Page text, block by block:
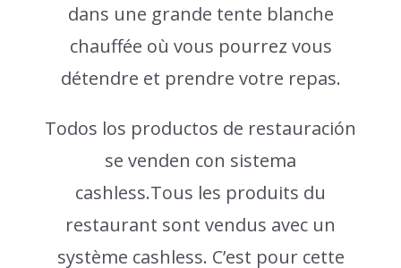
dans une grande tente blanche
chauffée où vous pourrez vous
détendre et prendre votre repas.
Todos los productos de restauración
se venden con sistema
cashless.Tous les produits du
restaurant sont vendus avec un
système cashless. C’est pour cette